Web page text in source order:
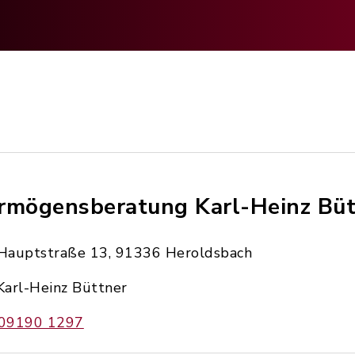
Karl-Heinz
13, 91336 Heroldsbach
Heinz Büttner
1297